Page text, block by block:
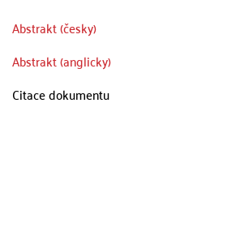
Abstrakt (česky)
Abstrakt (anglicky)
Citace dokumentu